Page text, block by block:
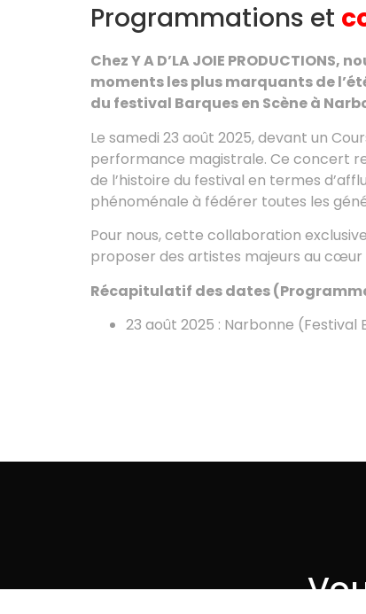
Programmations et
Chez Y A D’LA JOIE
moments les plus marquants de
du festival Barques en Scène à
Le samedi 23 août 2025, devant un
performance magistrale. Ce concert
de l’histoire du festival en termes
phénoménale à fédérer toutes les
Pour nous, cette collaboration
proposer des artistes majeurs au cœur
Récapitulatif des dates
23 août 2025 : Narbonne (Festival